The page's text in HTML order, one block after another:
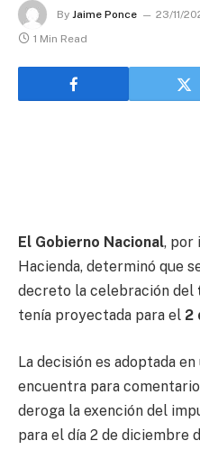
By Jaime Ponce 23/11/
1 Min Read
El Gobierno Nacional, por
Hacienda, determinó que
decreto la celebración del
tenía proyectada para el 2
La decisión es adoptada
encuentra para
deroga la exención del
para el día 2 de diciembre